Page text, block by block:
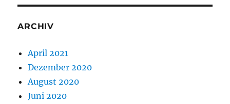
ARCHIV
April 2021
Dezember 2020
August 2020
Juni 2020